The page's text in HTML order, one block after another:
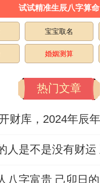
甲
戌
宜：拆
卸、修
造、动
土、破土
等
期
亥
宜：修
土、起基
等
试试精准生辰八字算命
宝宝取名
婚姻测算
热门文章